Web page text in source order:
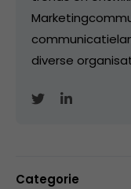
diverse
Categorie